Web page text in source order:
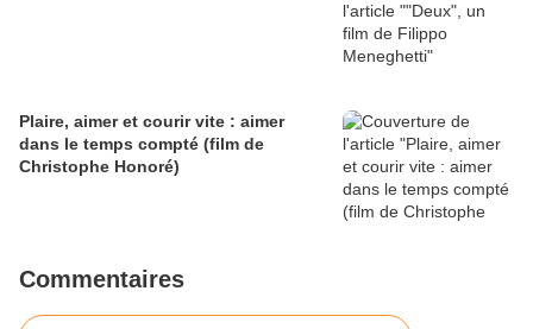
Plaire, aimer et courir vite : aimer
dans le temps compté (film de
Christophe Honoré)
Commentaires